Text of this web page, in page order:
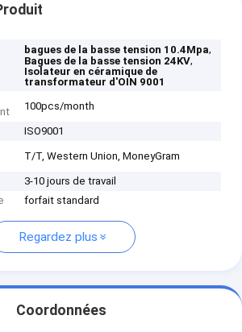
bagues de la basse tension 10.4Mpa,
Bagues de la basse tension 24KV,
Isolateur en céramique de
transformateur d'OIN 9001
100pcs/month
ISO9001
T/T, Western Union, MoneyGram
3-10 jours de travail
forfait standard
Regardez plus
Coordonnées